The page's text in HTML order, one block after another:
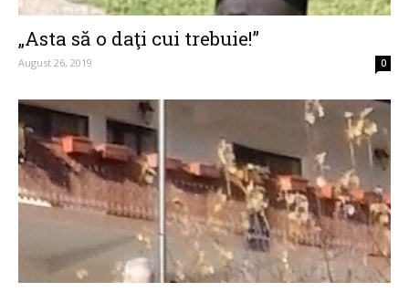
„Asta să o daţi cui trebuie!”
August 26, 2019 0